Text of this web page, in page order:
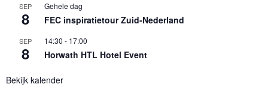
SEP
8
Gehele dag
FEC inspiratietour Zuid-Nederland
SEP
8
14:30 - 17:00
Horwath HTL Hotel Event
Bekijk kalender